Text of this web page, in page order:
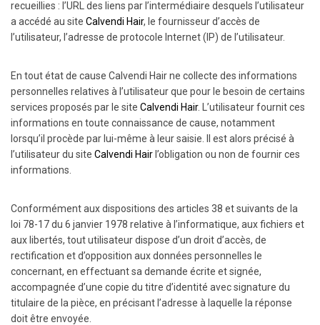
recueillies : l’URL des liens par l’intermédiaire desquels l’utilisateur
a accédé au site Calvendi Hair, le fournisseur d’accès de
l’utilisateur, l’adresse de protocole Internet (IP) de l’utilisateur.
En tout état de cause Calvendi Hair ne collecte des informations
personnelles relatives à l’utilisateur que pour le besoin de certains
services proposés par le site Calvendi Hair. L’utilisateur fournit ces
informations en toute connaissance de cause, notamment
lorsqu’il procède par lui-même à leur saisie. Il est alors précisé à
l’utilisateur du site Calvendi Hair l’obligation ou non de fournir ces
informations.
Conformément aux dispositions des articles 38 et suivants de la
loi 78-17 du 6 janvier 1978 relative à l’informatique, aux fichiers et
aux libertés, tout utilisateur dispose d’un droit d’accès, de
rectification et d’opposition aux données personnelles le
concernant, en effectuant sa demande écrite et signée,
accompagnée d’une copie du titre d’identité avec signature du
titulaire de la pièce, en précisant l’adresse à laquelle la réponse
doit être envoyée.